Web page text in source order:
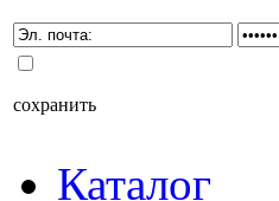
сохранить
Каталог